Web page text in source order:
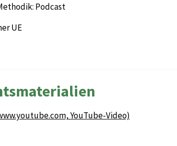
Podcast
UE
YouTube-Video)